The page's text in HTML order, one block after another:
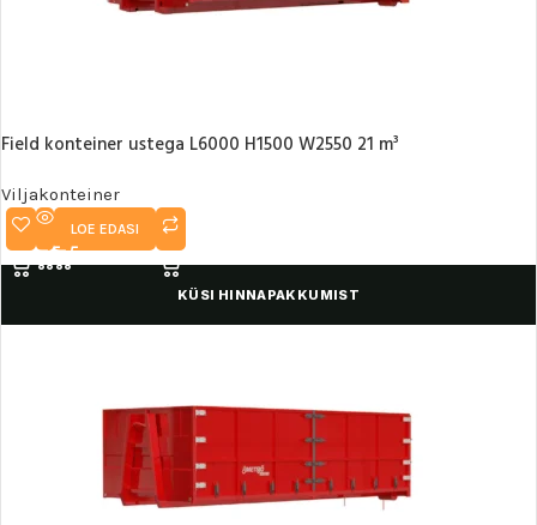
Field konteiner ustega L6000 H1500 W2550 21 m³
Viljakonteiner
LOE EDASI
KÜSI HINNAPAKKUMIST